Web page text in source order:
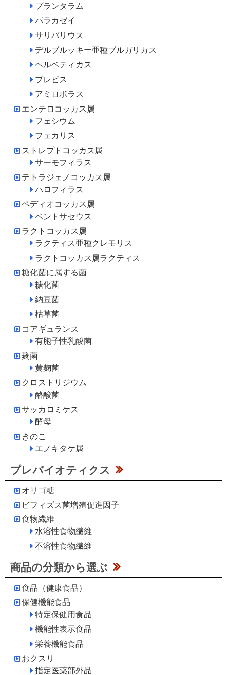
プランタラム
パラカゼイ
サリバリウス
デルブルッキー亜種ブルガリカス
ヘルベティカス
ブレビス
アミロボラス
エンテロコッカス属
フェシウム
フェカリス
ストレプトコッカス属
サーモフィラス
テトラジェノコッカス属
ハロフィラス
ペディオコッカス属
ペントサセウス
ラクトコッカス属
ラクティス亜種クレモリス
ラクトコッカス属ラクティス
糖化菌に属する菌
糖化菌
納豆菌
枯草菌
コアギュランス
有胞子性乳酸菌
麹菌
黄麹菌
クロストリジウム
酪酸菌
サッカロミケス
酵母
きのこ
エノキタケ属
プレバイオティクス
オリゴ糖
ビフィズス菌増殖促進因子
食物繊維
水溶性食物繊維
不溶性食物繊維
商品の分類から選ぶ
食品（健康食品）
保健機能食品
特定保健用食品
機能性表示食品
栄養機能食品
おクスリ
指定医薬部外品